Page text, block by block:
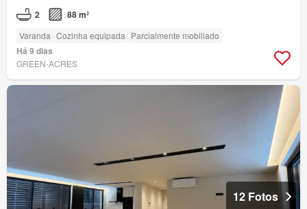
2 88 m²
Varanda Cozinha equipada Parcialmente mobiliado
Há 9 dias
GREEN-ACRES
12 Fotos